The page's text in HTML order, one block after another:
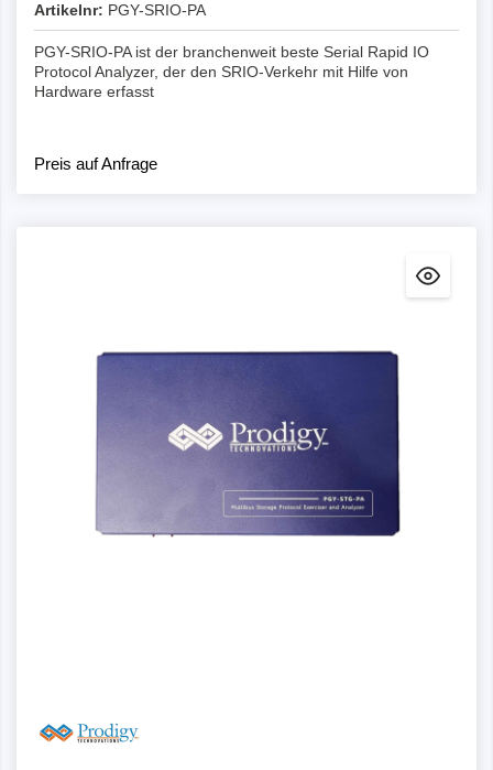
Artikelnr: PGY-SRIO-PA
PGY-SRIO-PA ist der branchenweit beste Serial Rapid IO
Protocol Analyzer, der den SRIO-Verkehr mit Hilfe von
Hardware erfasst
Preis auf Anfrage